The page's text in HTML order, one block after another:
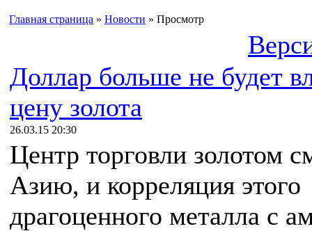
Главная страница » Новости » Просмотр
Доллар больше не будет
цену золота
26.03.15 20:30
Центр торговли золотом
Азию, и корреляция этого
драгоценного металла с